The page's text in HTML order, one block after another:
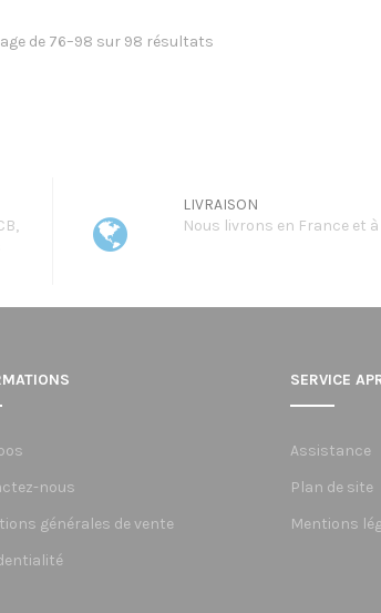
de 76–98 sur 98 résultats
LIVRAISON
Nous livrons en France et
nous
générales de vente
SERVICE
Assistance
Plan de site
Mentions